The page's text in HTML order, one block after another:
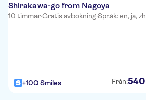
Shirakawa-go from Nagoya
10 timmar·Gratis avbokning·Språk: en, ja, zh
+100 Smiles Från:540